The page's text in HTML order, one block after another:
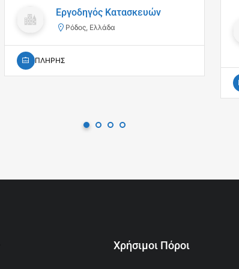
Εργοδηγός Κατασκευών
Ρόδος, Ελλάδα
ΠΛΗΡΗΣ
Χρήσιμοι Πόροι